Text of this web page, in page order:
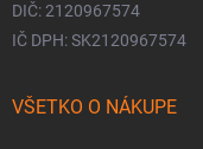
DIČ: 2120967574
IČ DPH: SK2120967574
VŠETKO O NÁKUPE